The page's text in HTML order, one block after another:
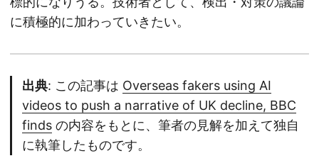
に積極的に加わっていきたい。
出典: この記事は Overseas fakers using AI
videos to push a narrative of UK decline, BBC
finds の内容をもとに、筆者の見解を加えて独自
に執筆したものです。